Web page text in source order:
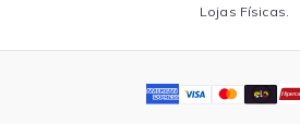
Lojas Físicas.